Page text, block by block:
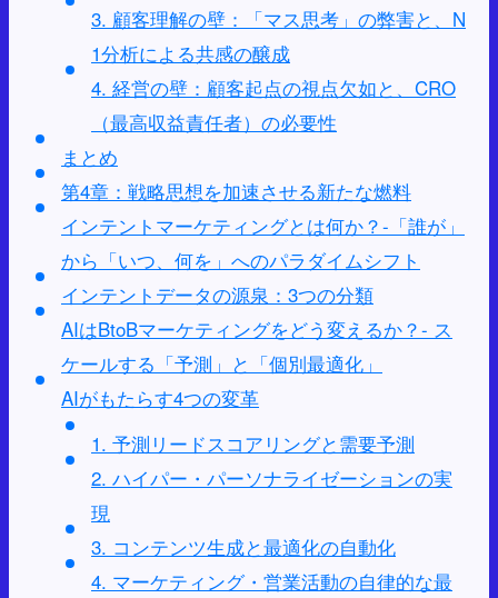
3. 顧客理解の壁：「マス思考」の弊害と、N
1分析による共感の醸成
4. 経営の壁：顧客起点の視点欠如と、CRO
（最高収益責任者）の必要性
まとめ
第4章：戦略思想を加速させる新たな燃料
インテントマーケティングとは何か？-「誰が」
から「いつ、何を」へのパラダイムシフト
インテントデータの源泉：3つの分類
AIはBtoBマーケティングをどう変えるか？- ス
ケールする「予測」と「個別最適化」
AIがもたらす4つの変革
1. 予測リードスコアリングと需要予測
2. ハイパー・パーソナライゼーションの実
現
3. コンテンツ生成と最適化の自動化
4. マーケティング・営業活動の自律的な最